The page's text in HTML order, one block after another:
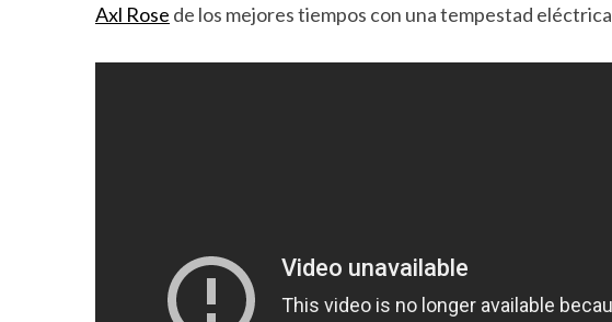
Axl Rose de los mejores tiempos con una tempestad eléctrica